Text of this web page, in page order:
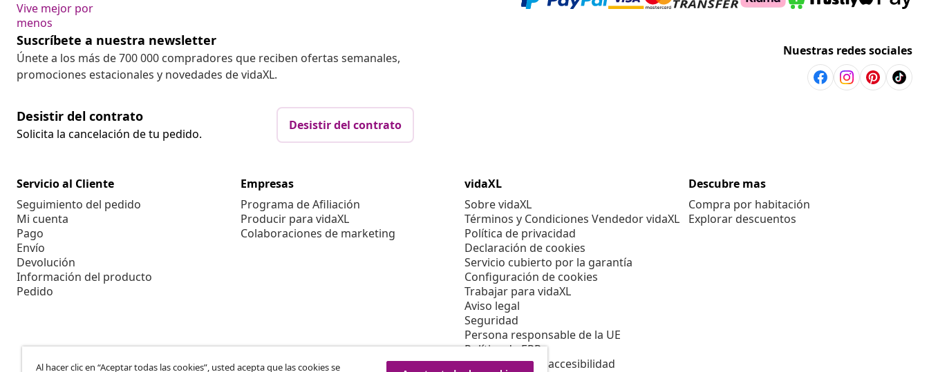
Vive mejor por
menos
Suscríbete a nuestra newsletter
Únete a los más de 700 000 compradores que reciben ofertas semanales,
promociones estacionales y novedades de vidaXL.
Nuestras redes sociales
Desistir del contrato
Solicita la cancelación de tu pedido.
Desistir del contrato
Servicio al Cliente
Seguimiento del pedido
Mi cuenta
Pago
Envío
Devolución
Información del producto
Pedido
Empresas
Programa de Afiliación
Producir para vidaXL
Colaboraciones de marketing
vidaXL
Sobre vidaXL
Términos y Condiciones Vendedor vidaXL
Política de privacidad
Declaración de cookies
Servicio cubierto por la garantía
Configuración de cookies
Trabajar para vidaXL
Aviso legal
Seguridad
Persona responsable de la UE
Política de EPR
Información de accesibilidad
Descubre mas
Compra por habitación
Explorar descuentos
Al hacer clic en “Aceptar todas las cookies”, usted acepta que las cookies se